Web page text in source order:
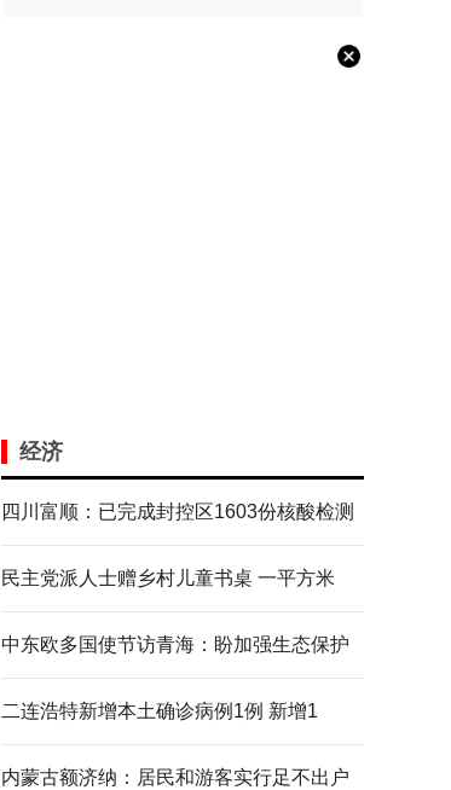
经济
四川富顺：已完成封控区1603份核酸检测
民主党派人士赠乡村儿童书桌 一平方米
中东欧多国使节访青海：盼加强生态保护
二连浩特新增本土确诊病例1例 新增1
内蒙古额济纳：居民和游客实行足不出户